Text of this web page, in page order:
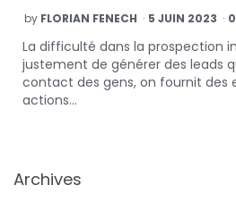
POSTED
BY
by FLORIAN FENECH 5 JUIN 2023
La difficulté dans la prospection
justement de générer des leads
contact des gens, on fournit des
actions…
Archives